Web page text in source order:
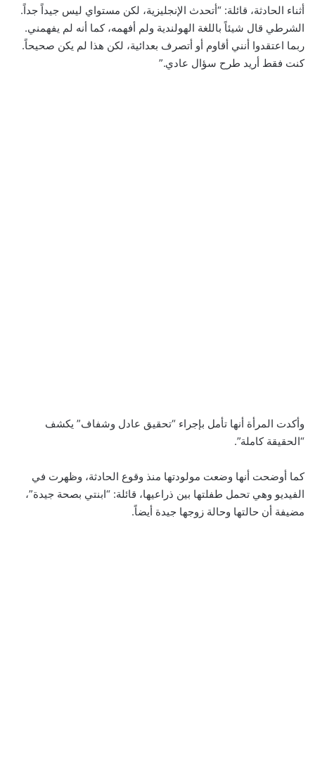
أثناء الحادثة، قائلة: “أتحدث الإنجليزية، لكن مستواي ليس جيداً جداً.
الشرطي قال شيئاً باللغة الهولندية ولم أفهمه، كما أنه لم يفهمني.
ربما اعتقدوا أنني أقاوم أو أتصرف بعدائية، لكن هذا لم يكن صحيحاً.
كنت فقط أريد طرح سؤال عادي.”
وأكدت المرأة أنها تأمل بإجراء “تحقيق عادل وشفاف” يكشف
“الحقيقة كاملة”.
كما أوضحت أنها وضعت مولودتها منذ وقوع الحادثة، وظهرت في
الفيديو وهي تحمل طفلتها بين ذراعيها، قائلة: “ابنتي بصحة جيدة”،
مضيفة أن حالتها وحالة زوجها جيدة أيضاً.